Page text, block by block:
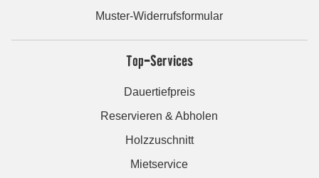
Muster-Widerrufsformular
Top-Services
Dauertiefpreis
Reservieren & Abholen
Holzzuschnitt
Mietservice